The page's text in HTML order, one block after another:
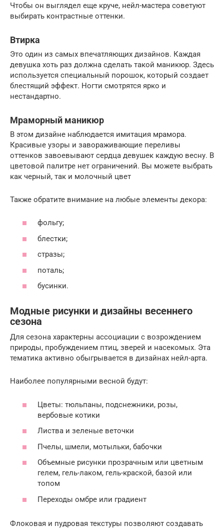
Чтобы он выглядел еще круче, нейл-мастера советуют
выбирать контрастные оттенки.
Втирка
Это один из самых впечатляющих дизайнов. Каждая
девушка хоть раз должна сделать такой маникюр. Здесь
используется специальный порошок, который создает
блестящий эффект. Ногти смотрятся ярко и
нестандартно.
Мраморный маникюр
В этом дизайне наблюдается имитация мрамора.
Красивые узоры и завораживающие переливы
оттенков завоевывают сердца девушек каждую весну. В
цветовой палитре нет ограничений. Вы можете выбрать
как черный, так и молочный цвет
Также обратите внимание на любые элементы декора:
фольгу;
блестки;
стразы;
поталь;
бусинки.
Модные рисунки и дизайны весеннего
сезона
Для сезона характерны ассоциации с возрождением
природы, пробуждением птиц, зверей и насекомых. Эта
тематика активно обыгрывается в дизайнах нейл-арта.
Наиболее популярными весной будут:
Цветы: тюльпаны, подснежники, розы,
вербовые котики
Листва и зеленые веточки
Пчелы, шмели, мотыльки, бабочки
Объемные рисунки прозрачным или цветным
гелем, гель-лаком, гель-краской, базой или
топом
Переходы омбре или градиент
Флоковая и пудровая текстуры позволяют создавать